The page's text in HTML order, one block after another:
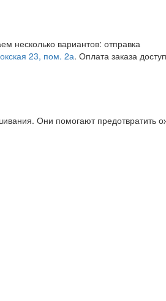
несколько вариантов: отправка
23, пом. 2а. Оплата заказа
Они помогают предотвратить